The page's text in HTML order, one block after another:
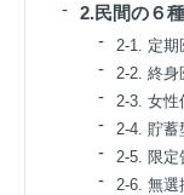
2.民間の６
2-1. 定
2-2. 終
2-3. 女
2-4. 貯
2-5. 限
2-6. 無